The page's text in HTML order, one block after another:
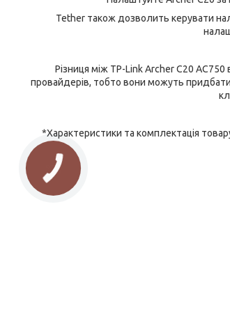
Tether також дозволить керувати
Різниця між TP-Link Archer C20
провайдерів, тобто вони можуть
*Характеристики та комплектація